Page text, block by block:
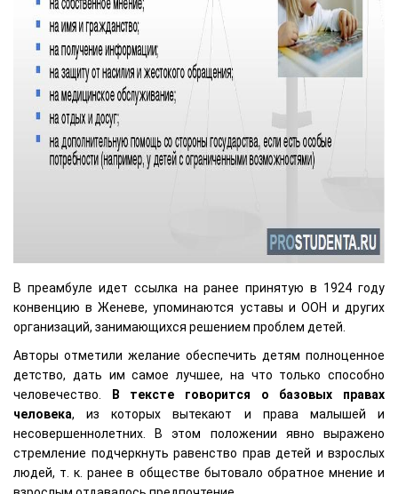
В преамбуле идет ссылка на ранее принятую в 1924 году
конвенцию в Женеве, упоминаются уставы и ООН и других
организаций, занимающихся решением проблем детей.
Авторы отметили желание обеспечить детям полноценное
детство, дать им самое лучшее, на что только способно
человечество.
В тексте говорится о базовых правах
человека, из которых вытекают и права малышей и
несовершеннолетних. В этом положении явно выражено
стремление подчеркнуть равенство прав детей и взрослых
людей, т. к. ранее в обществе бытовало обратное мнение и